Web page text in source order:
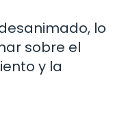
lo
sobre el
y la